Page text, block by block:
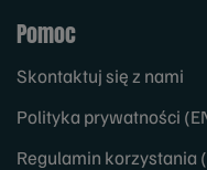
Pomoc
Skontaktuj się z nami
Polityka prywatności
Regulamin korzystania